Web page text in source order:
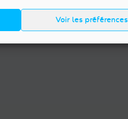
Voir les préférences
Mayenne — 53 (14)
Loire-Atlantique — 44 (38)